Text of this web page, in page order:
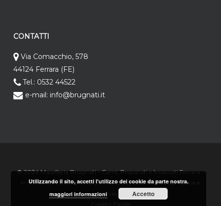
CONTATTI
Via Comacchio, 578
44124 Ferrara (FE)
Tel.: 0532 44522
e-mail: info@brugnati.it
© 2024 Macelleria Brugnati - Carni, Preparati e Insaccati Ferrara -
P.IVA 01424200382 RI CCAA.N.7806 |Informativa sui cookie e
Privacy
Utilizzando il sito, accetti l'utilizzo dei cookie da parte nostra.
maggiori informazioni
Accetto